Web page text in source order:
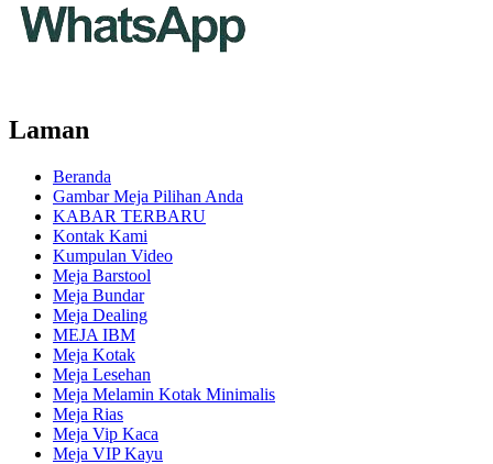
Laman
Beranda
Gambar Meja Pilihan Anda
KABAR TERBARU
Kontak Kami
Kumpulan Video
Meja Barstool
Meja Bundar
Meja Dealing
MEJA IBM
Meja Kotak
Meja Lesehan
Meja Melamin Kotak Minimalis
Meja Rias
Meja Vip Kaca
Meja VIP Kayu